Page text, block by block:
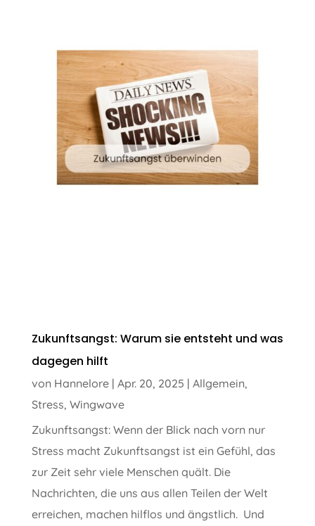
Zukunftsangst: Warum sie entsteht und was
dagegen hilft
von Hannelore| Apr. 20, 2025 | Allgemein,
Stress, Wingwave
Zukunftsangst: Wenn der Blick nach vorn nur
Stress macht Zukunftsangst ist ein Gefühl, das
zur Zeit sehr viele Menschen quält. Die
Nachrichten, die uns aus allen Teilen der Welt
erreichen, machen hilflos und ängstlich. Und